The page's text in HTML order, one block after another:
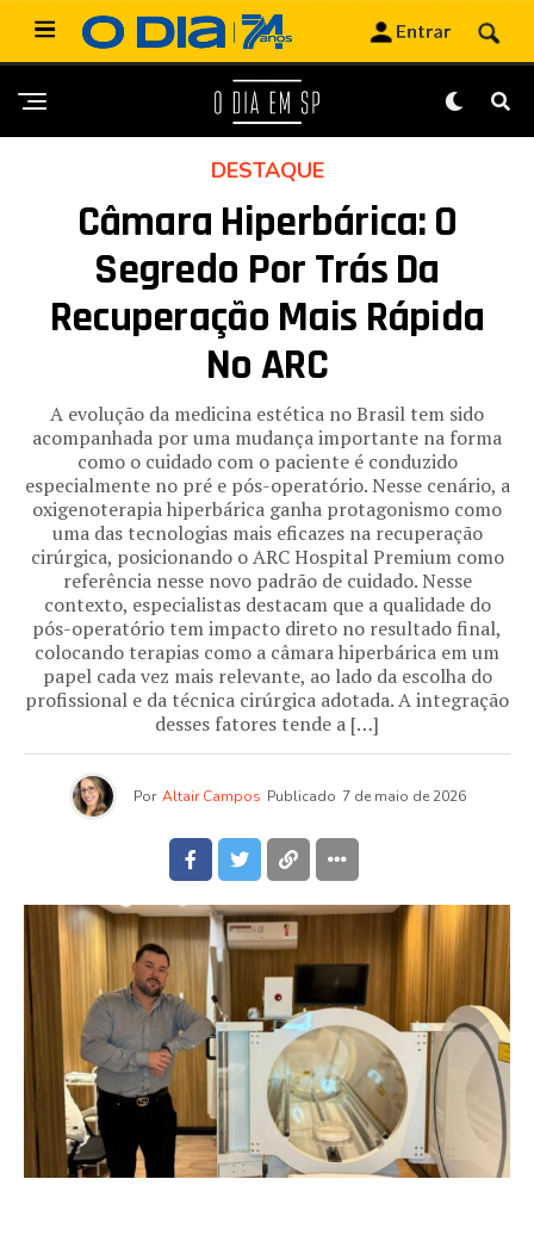
DESTAQUE
Câmara Hiperbárica: O
Segredo Por Trás Da
Recuperação Mais Rápida
No ARC
A evolução da medicina estética no Brasil tem sido
acompanhada por uma mudança importante na forma
como o cuidado com o paciente é conduzido
especialmente no pré e pós-operatório. Nesse cenário, a
oxigenoterapia hiperbárica ganha protagonismo como
uma das tecnologias mais eficazes na recuperação
cirúrgica, posicionando o ARC Hospital Premium como
referência nesse novo padrão de cuidado. Nesse
contexto, especialistas destacam que a qualidade do
pós-operatório tem impacto direto no resultado final,
colocando terapias como a câmara hiperbárica em um
papel cada vez mais relevante, ao lado da escolha do
profissional e da técnica cirúrgica adotada. A integração
desses fatores tende a […]
Por Altair Campos Publicado 7 de maio de 2026